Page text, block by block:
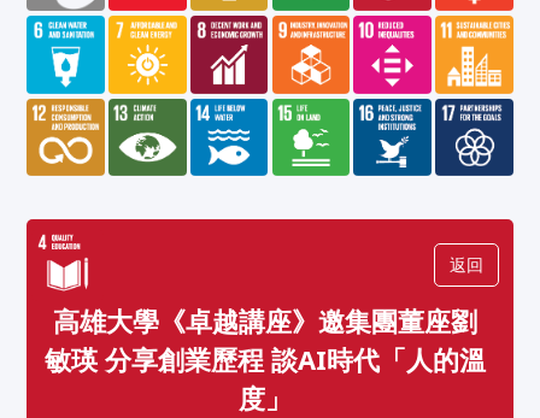
高雄大學《卓越講座》邀集團董座劉
敏瑛 分享創業歷程 談AI時代「人的溫
度」
返回